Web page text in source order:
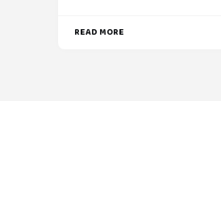
READ MORE